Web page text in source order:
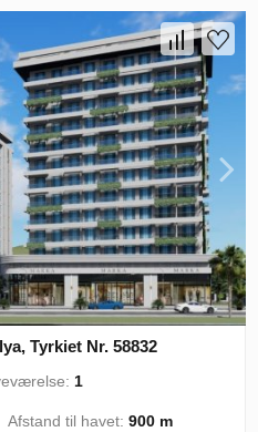
Tyrkiet Nr. 58832
1
Afstand til havet:900 m